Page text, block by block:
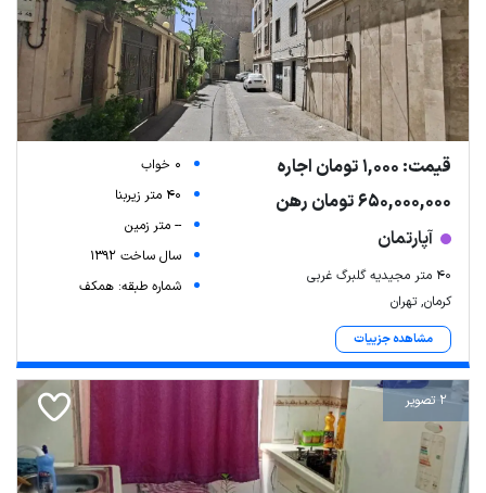
قیمت: 1,000 تومان اجاره
650,000,000 تومان رهن
آپارتمان
۴۰ متر مجیدیه گلبرگ غربی
کرمان, تهران
مشاهده جزییات
0 خواب
40 متر زیربنا
-- متر زمین
سال ساخت 1392
شماره طبقه: همکف
2 تصویر